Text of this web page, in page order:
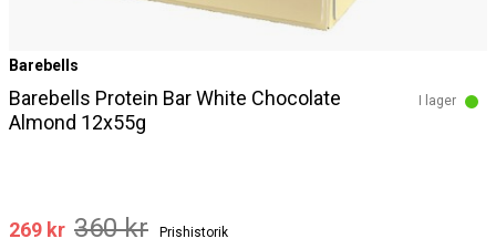
Barebells
Barebells Protein Bar White Chocolate
Almond 12x55g
I lager
269 kr 360 kr Prishistorik